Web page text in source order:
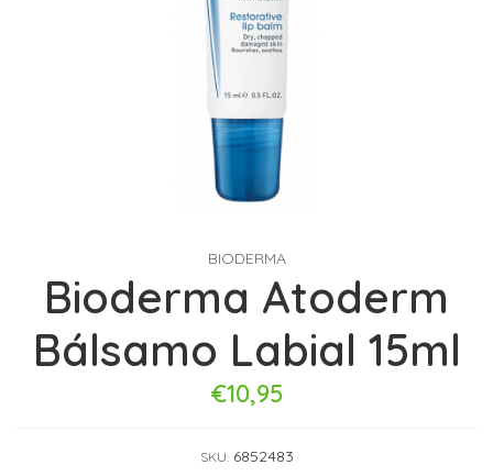
BIODERMA
Bioderma Atoderm
Bálsamo Labial 15ml
€10,95
SKU: 6852483